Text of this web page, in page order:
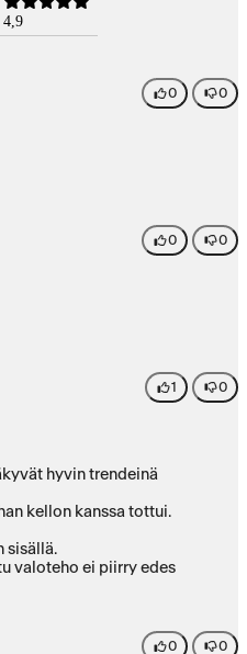
4,9
0 0
0 0
1 0
hyvin trendeinä
kellon kanssa tottui.
sisällä.
valoteho ei piirry edes
0 0